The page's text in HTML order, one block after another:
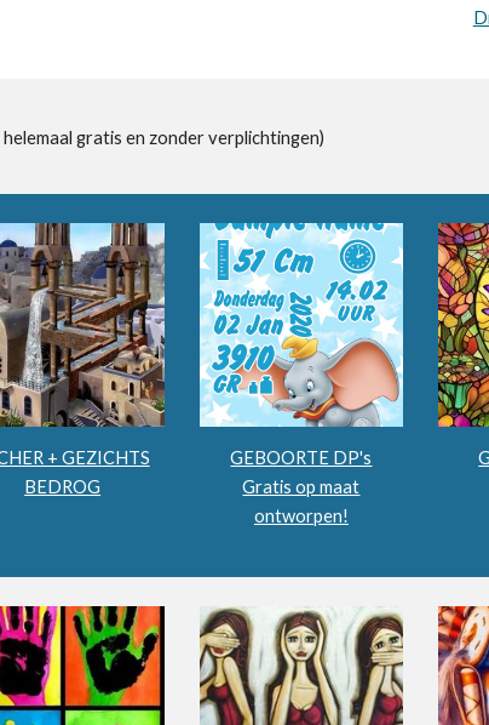
helemaal gratis en zonder verplichtingen)
+ GEZICHTS
BEDROG
GEBOORTE DP's
Gratis op maat
ontworpen!